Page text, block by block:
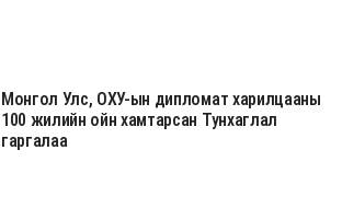
Монгол Улс, ОХУ-ын дипломат харилцааны
100 жилийн ойн хамтарсан Тунхаглал
гаргалаа